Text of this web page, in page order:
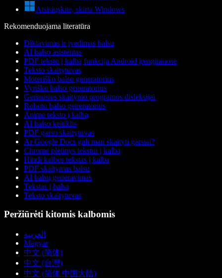
Atsisiųskite, skirta Windows
Rekomenduojama literatūra
Diktavimas ir įvedimas balsu
AI balso asistentas
PDF teksto į kalbą funkcija Android įrenginiuose
Teksto skaitytuvas
Moteriško balso generatorius
Vyriško balso generatorius
Geriausios skaitymo programos disleksijai
Roboto balso generatorius
Anime teksto į kalbą
AI balso keitiklis
PDF garso skaitytuvas
Ar Google Docs gali man skaityti garsiai?
Chrome plėtinys tekstui į kalbą
Hindi kalbos tekstas į kalbą
PDF skaitymas balsu
AI balsų generavimas
Tekstas į balsą
Teksto skaitytuvas
Peržiūrėti kitomis kalbomis
العربية
Magyar
中文 (简体)
中文 (台灣)
中文 (简体 中国大陆)